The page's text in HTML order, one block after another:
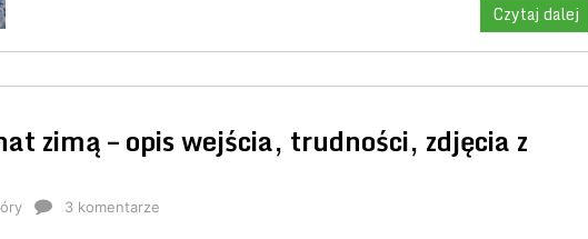
Czytaj dalej
zimą – opis wejścia, trudności, zdjęcia z
3 komentarze